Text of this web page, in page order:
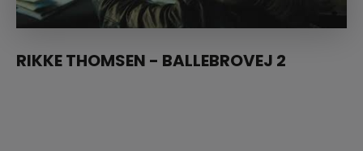
RIKKE THOMSEN - BALLEBROVEJ 2